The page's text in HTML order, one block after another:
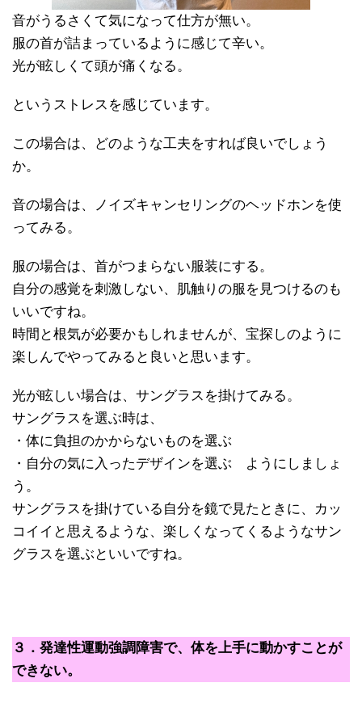
音がうるさくて気になって仕方が無い。
服の首が詰まっているように感じて辛い。
光が眩しくて頭が痛くなる。
というストレスを感じています。
この場合は、どのような工夫をすれば良いでしょう
か。
音の場合は、ノイズキャンセリングのヘッドホンを使
ってみる。
服の場合は、首がつまらない服装にする。
自分の感覚を刺激しない、肌触りの服を見つけるのも
いいですね。
時間と根気が必要かもしれませんが、宝探しのように
楽しんでやってみると良いと思います。
光が眩しい場合は、サングラスを掛けてみる。
サングラスを選ぶ時は、
・体に負担のかからないものを選ぶ
・自分の気に入ったデザインを選ぶ ようにしましょ
う。
サングラスを掛けている自分を鏡で見たときに、カッ
コイイと思えるような、楽しくなってくるようなサン
グラスを選ぶといいですね。
３．発達性運動強調障害で、体を上手に動かすことが
できない。